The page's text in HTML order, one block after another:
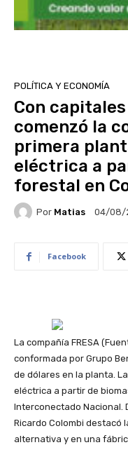
POLÍTICA Y ECONOMÍA
Con
comenzó la
primera
eléctrica a
forestal en
Por Matias 04/08/
Facebook
La compañía FRESA
conformada por Grupo
de dólares en la planta.
eléctrica a partir de
Interconectado Nacional.
Ricardo Colombi destacó
alternativa y en una